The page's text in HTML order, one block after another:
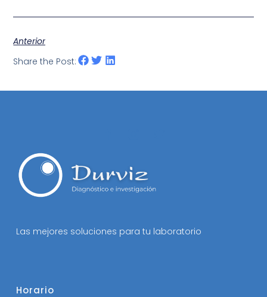
Anterior
Share the Post:
Las mejores soluciones para tu laboratorio
Horario